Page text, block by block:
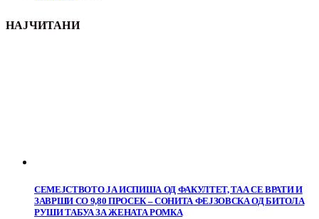
НАЈЧИТАНИ
СЕМЕЈСТВОТО ЈА ИСПИША ОД ФАКУЛТЕТ, ТАА СЕ ВРАТИ И
ЗАВРШИ СО 9,80 ПРОСЕК – СОНИТА ФЕЈЗОВСКА ОД БИТОЛА
РУШИ ТАБУА ЗА ЖЕНАТА РОМКА